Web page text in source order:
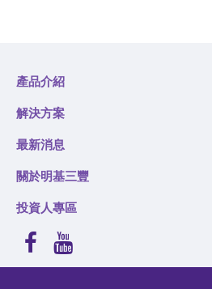
產品介紹
解決方案
最新消息
關於明基三豐
投資人專區